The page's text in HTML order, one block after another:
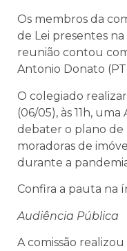
Os membros da
de Lei presentes
reunião contou
Antonio Donato
O colegiado
(06/05), às 11h,
debater o plano de
moradoras de
durante a
Confira a pauta na
Audiência Pública
A comissão